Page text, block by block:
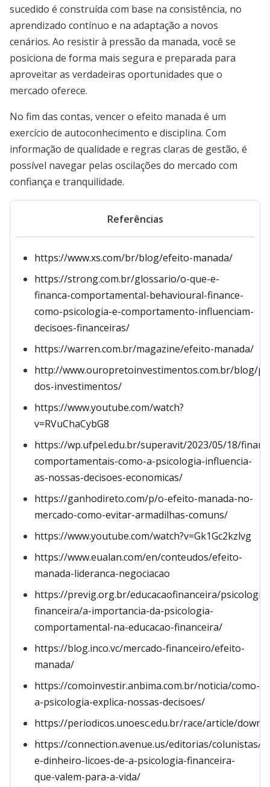
sucedido é construída com base na consistência, no
aprendizado contínuo e na adaptação a novos
cenários. Ao resistir à pressão da manada, você se
posiciona de forma mais segura e preparada para
aproveitar as verdadeiras oportunidades que o
mercado oferece.
No fim das contas, vencer o efeito manada é um
exercício de autoconhecimento e disciplina. Com
informação de qualidade e regras claras de gestão, é
possível navegar pelas oscilações do mercado com
confiança e tranquilidade.
Referências
https://www.xs.com/br/blog/efeito-manada/
https://strong.com.br/glossario/o-que-e-
financa-comportamental-behavioural-finance-
como-psicologia-e-comportamento-influenciam-
decisoes-financeiras/
https://warren.com.br/magazine/efeito-manada/
http://www.ouropretoinvestimentos.com.br/blog/
dos-investimentos/
https://www.youtube.com/watch?
v=RVuChaCybG8
https://wp.ufpel.edu.br/superavit/2023/05/18/
comportamentais-como-a-psicologia-influencia-
as-nossas-decisoes-economicas/
https://ganhodireto.com/p/o-efeito-manada-no-
mercado-como-evitar-armadilhas-comuns/
https://www.youtube.com/watch?v=Gk1Gc2kzlvg
https://www.eualan.com/en/conteudos/efeito-
manada-lideranca-negociacao
https://previg.org.br/educacaofinanceira/psicologia-
financeira/a-importancia-da-psicologia-
comportamental-na-educacao-financeira/
https://blog.inco.vc/mercado-financeiro/efeito-
manada/
https://comoinvestir.anbima.com.br/noticia/como-
a-psicologia-explica-nossas-decisoes/
https://periodicos.unoesc.edu.br/race/article/
https://connection.avenue.us/editorias/colunistas/
e-dinheiro-licoes-de-a-psicologia-financeira-
que-valem-para-a-vida/